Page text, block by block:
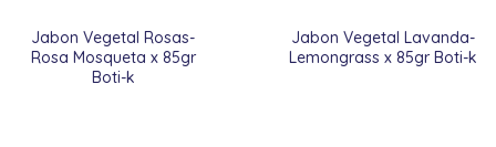
Jabon Vegetal Rosas-
Rosa Mosqueta x 85gr
Boti-k
Jabon Vegetal Lavanda-
Lemongrass x 85gr Boti-k